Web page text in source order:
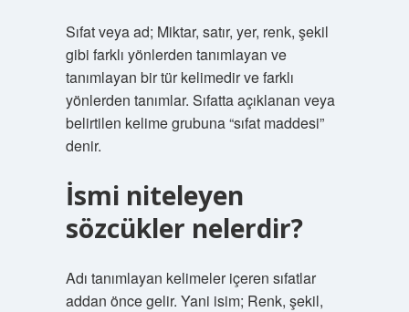
Sıfat veya ad; Miktar, satır, yer, renk, şekil
gibi farklı yönlerden tanımlayan ve
tanımlayan bir tür kelimedir ve farklı
yönlerden tanımlar. Sıfatta açıklanan veya
belirtilen kelime grubuna “sıfat maddesi”
denir.
İsmi niteleyen
sözcükler nelerdir?
Adı tanımlayan kelimeler içeren sıfatlar
addan önce gelir. Yani isim; Renk, şekil,